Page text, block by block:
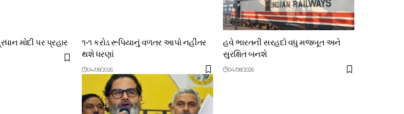
મોદી પર પ્રહાર
૧-૧ કરોડ રૂપિયાનું વળતર આપો નહીંતર
થશે ધરણાં
04/08/2026
હવે ભારતની સરહદો વધુ મજબૂત અને
સુરક્ષિત બનશે
04/08/2026